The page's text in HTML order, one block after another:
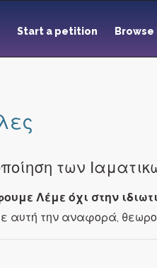
Start a petition
των
Λέμε όχι στην
αυτή την αναφορά,